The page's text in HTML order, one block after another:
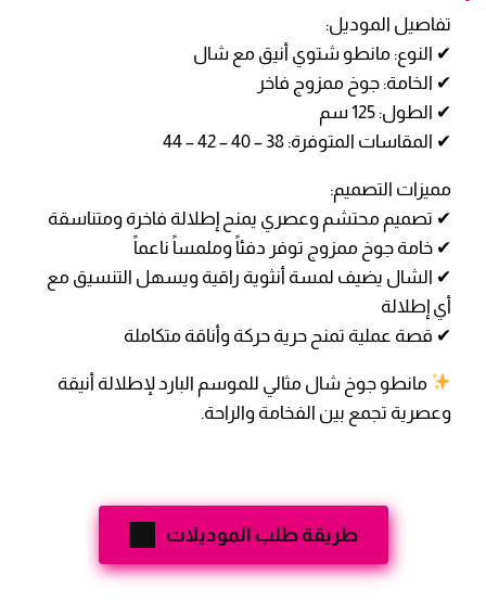
تفاصيل الموديل:
✔ النوع: مانطو شتوي أنيق مع شال
✔ الخامة: جوخ ممزوج فاخر
✔ الطول: 125 سم
✔ المقاسات المتوفرة: 38 – 40 – 42 – 44
مميزات التصميم:
✔ تصميم محتشم وعصري يمنح إطلالة فاخرة ومتناسقة
✔ خامة جوخ ممزوج توفر دفئاً وملمساً ناعماً
✔ الشال يضيف لمسة أنثوية راقية ويسهل التنسيق مع
أي إطلالة
✔ قصة عملية تمنح حرية حركة وأناقة متكاملة
مانطو جوخ شال مثالي للموسم البارد لإطلالة أنيقة
وعصرية تجمع بين الفخامة والراحة.
طريقة طلب الموديلات